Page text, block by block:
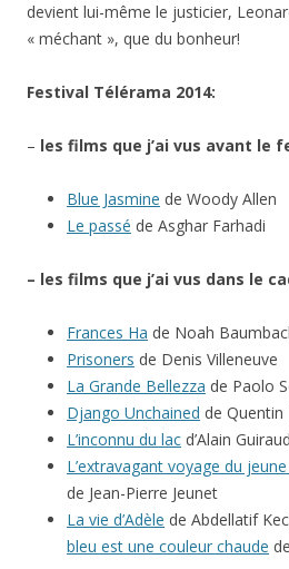
devient lui-même le justicier,
« méchant », que du bonheur!
Festival Télérama 2014:
– les films que j’ai vus avant le
Blue Jasmine de Woody Allen
Le passé de Asghar Farhadi
– les films que j’ai vus dans le
Frances Ha de Noah
Prisoners de Denis Villeneuve
La Grande Bellezza de Paolo
Django Unchained de
L’inconnu du lac d’Alain
L’extravagant voyage du
de Jean-Pierre Jeunet
La vie d’Adèle de Abdellatif
bleu est une couleur chaude